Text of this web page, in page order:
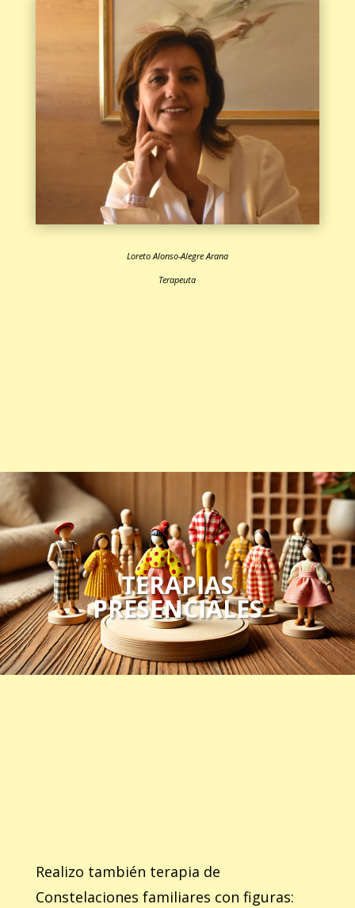
Loreto Alonso-Alegre Arana
Terapeuta
TERAPIAS
PRESENCIALES
Realizo también terapia de
Constelaciones familiares con figuras: